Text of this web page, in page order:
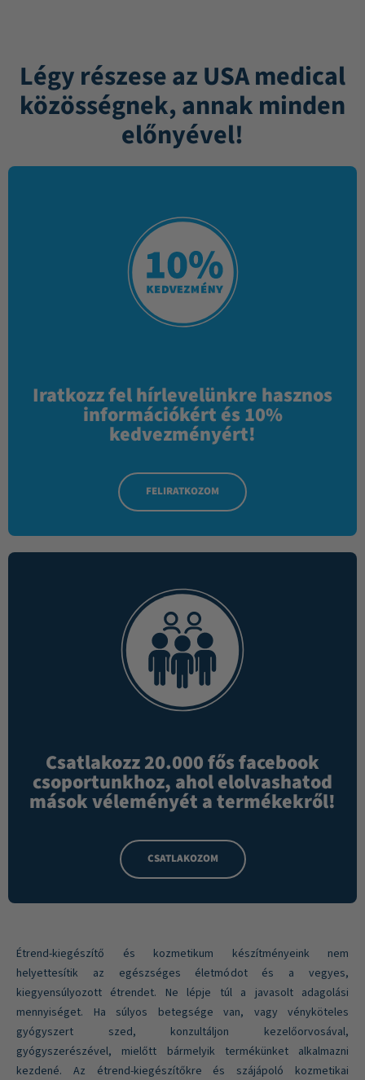
Légy részese az USA medical
közösségnek, annak minden
előnyével!
Iratkozz fel hírlevelünkre hasznos
információkért és 10%
kedvezményért!
FELIRATKOZOM
Csatlakozz 20.000 fős facebook
csoportunkhoz, ahol elolvashatod
mások véleményét a termékekről!
CSATLAKOZOM
Étrend-kiegészítő és kozmetikum készítményeink nem
helyettesítik az egészséges életmódot és a vegyes,
kiegyensúlyozott étrendet. Ne lépje túl a javasolt adagolási
mennyiséget. Ha súlyos betegsége van, vagy vényköteles
gyógyszert szed, konzultáljon kezelőorvosával,
gyógyszerészével, mielőtt bármelyik termékünket alkalmazni
kezdené. Az étrend-kiegészítőkre és szájápoló kozmetikai